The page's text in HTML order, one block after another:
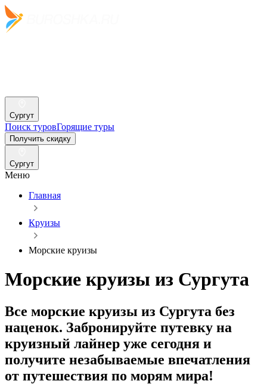
Сургут
Поиск туровГорящие туры
Получить скидку
Сургут
Меню
Главная
Круизы
Морские круизы
Морские круизы из Сургута
Все морские круизы из Сургута без
наценок. Забронируйте путевку на
круизный лайнер уже сегодня и
получите незабываемые впечатления
от путешествия по морям мира!